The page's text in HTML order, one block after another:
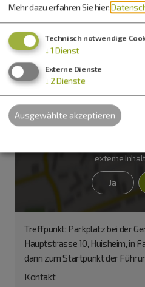
1 Stunde 45€ / 2 Stunden 75€ / 3
Wegstrecke 3,5 km, festes
externe
Ja
Treffpunkt: Parkplatz bei der
Hauptstrasse 10, Huisheim, in
dann zum Startpunkt der
Kontakt
Mehr dazu erfahren Sie hier:
Technisch notwendige
↓ 1 Dienst
Externe Dienste
↓ 2 Dienste
Ausgewählte akzeptieren